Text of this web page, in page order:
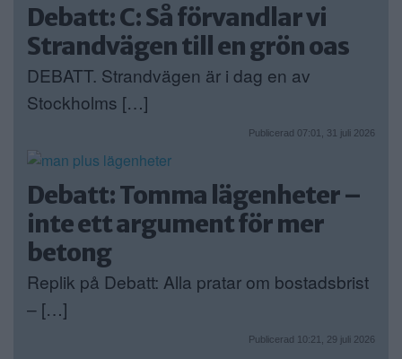
Debatt: C: Så förvandlar vi
Strandvägen till en grön oas
DEBATT. Strandvägen är i dag en av
Stockholms […]
Publicerad 07:01, 31 juli 2026
Debatt: Tomma lägenheter –
inte ett argument för mer
betong
Replik på Debatt: Alla pratar om bostadsbrist
– […]
Publicerad 10:21, 29 juli 2026